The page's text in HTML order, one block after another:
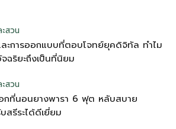
สวน
ะการออกแบบที่ตอบโจทย์ยุคดิจิทัล ทำไม
ฉริยะถึงเป็นที่นิยม
สวน
กที่นอนยางพารา 6 ฟุต หลับสบาย
สรีระได้ดีเยี่ยม